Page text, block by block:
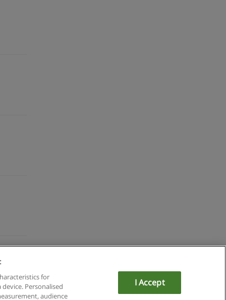
for
Personalised
audience
I Accept